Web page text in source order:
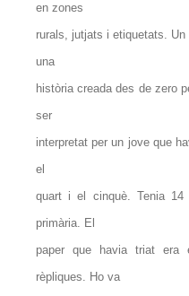
en zones
rurals, jutjats i etiquetats.
una
història creada des de zero
ser
interpretat per un jove que
el
quart i el cinquè. Tenia 14
primària. El
paper que havia triat
rèpliques. Ho va